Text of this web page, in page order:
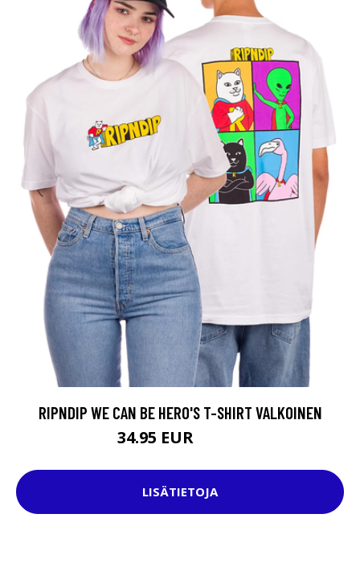
RIPNDIP WE CAN BE HERO'S T-SHIRT VALKOINEN
34.95 EUR
LISÄTIETOJA